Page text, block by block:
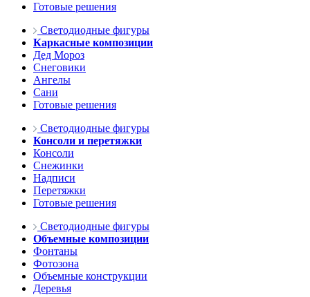
Готовые решения
Светодиодные фигуры
Каркасные композиции
Дед Мороз
Снеговики
Ангелы
Сани
Готовые решения
Светодиодные фигуры
Консоли и перетяжки
Консоли
Снежинки
Надписи
Перетяжки
Готовые решения
Светодиодные фигуры
Объемные композиции
Фонтаны
Фотозона
Объемные конструкции
Деревья